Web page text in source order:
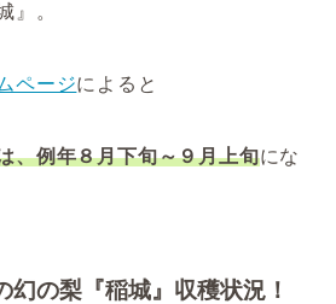
』。
ページによると
、例年８月下旬～９月上旬にな
幻の梨『稲城』収穫状況！